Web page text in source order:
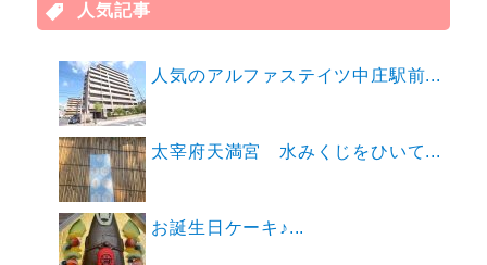
人気記事
人気のアルファステイツ中庄駅前...
太宰府天満宮 水みくじをひいて...
お誕生日ケーキ♪...